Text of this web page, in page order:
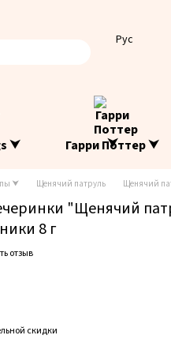
Рус
⮟ Гарри Поттер ⮟
⮟ Щенячий патруль Щенячий
"Щенячий
8 г
отзыв
скидки